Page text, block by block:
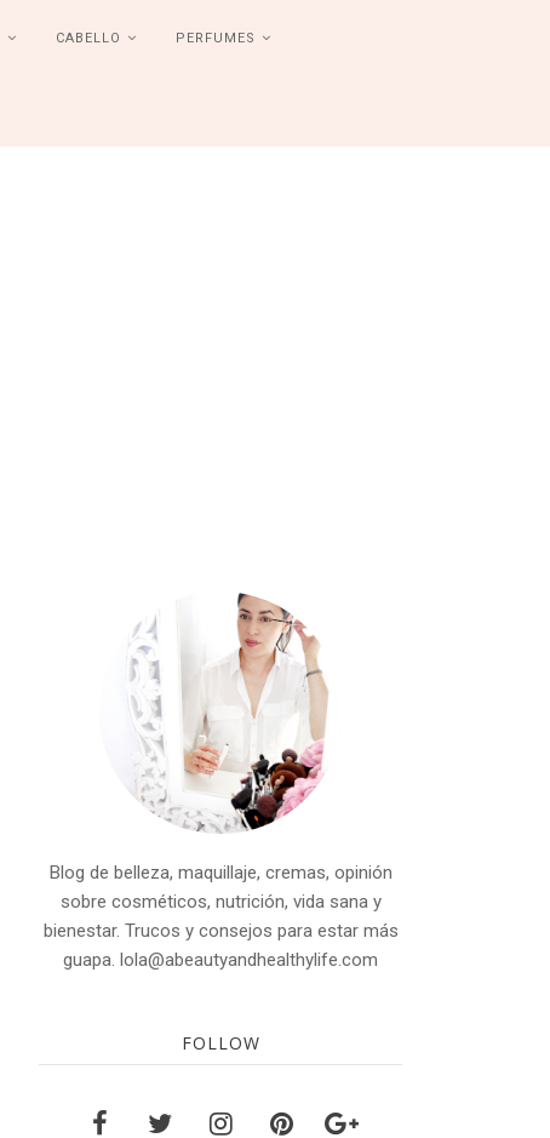
CABELLO PERFUMES
Blog de belleza, maquillaje, cremas, opinión
sobre cosméticos, nutrición, vida sana y
bienestar. Trucos y consejos para estar más
guapa. lola@abeautyandhealthylife.com
FOLLOW